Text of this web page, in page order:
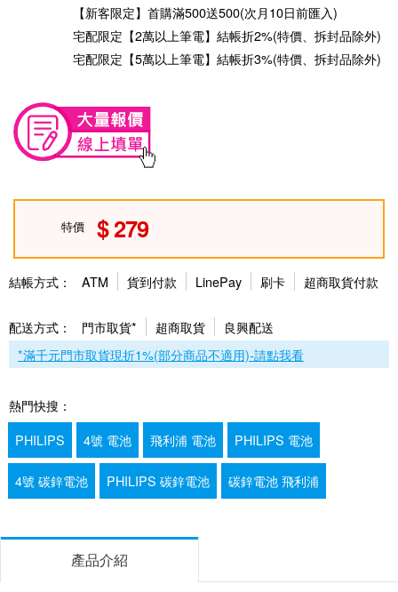
【新客限定】首購滿500送500(次月10日前匯入)
宅配限定【2萬以上筆電】結帳折2%(特價、拆封品除外)
宅配限定【5萬以上筆電】結帳折3%(特價、拆封品除外)
特價 279
結帳方式： ATM 貨到付款 LinePay 刷卡 超商取貨付款
配送方式： 門市取貨* 超商取貨
良興配送
*滿千元門市取貨現折1%(部分商品不適用)-請點我看
熱門快搜：
PHILIPS
4號 電池 飛利浦 電池 PHILIPS 電池
4號 碳鋅電池 PHILIPS 碳鋅電池 碳鋅電池 飛利浦
產品介紹